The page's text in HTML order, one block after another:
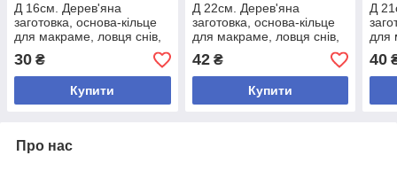
Д 16см. Дерев'яна
заготовка, основа-кільце
для макраме, ловця снів,
мобіля
30 ₴
Купити
Д 22см. Дерев'яна
заготовка, основа-кільце
для макраме, ловця снів,
мобіля
42₴
Купити
Д
для
40
Про нас